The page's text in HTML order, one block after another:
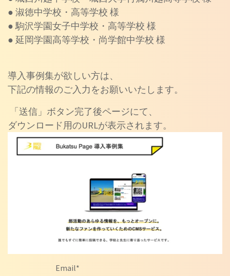
● 淑徳中学校・高等学校 様
● 駒沢学園女子中学校・高等学校 様
● 延岡学園高等学校・尚学館中学校 様
導入事例集が欲しい方は、
下記の情報のご入力をお願いいたします。
「送信」ボタン完了後ページにて、
ダウンロード用のURLが表示されます。
Email*